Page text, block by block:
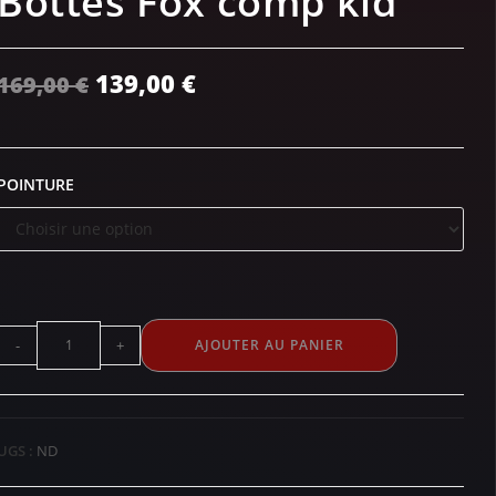
€ 139,00 €
- + AJOUTER AU PANIER
: ND